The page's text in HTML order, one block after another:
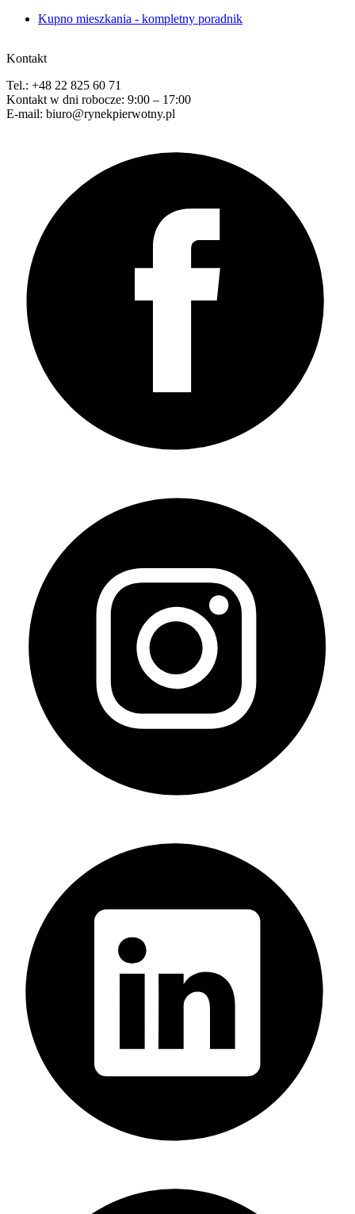
Kupno mieszkania - kompletny poradnik
Kontakt
Tel.: +48 22 825 60 71
Kontakt w dni robocze: 9:00 – 17:00
E-mail: biuro@rynekpierwotny.pl